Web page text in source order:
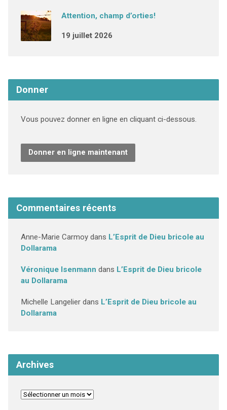
Attention, champ d’orties!
19 juillet 2026
Donner
Vous pouvez donner en ligne en cliquant ci-dessous.
Donner en ligne maintenant
Commentaires récents
Anne-Marie Carmoydans L’Esprit de Dieu bricole au
Dollarama
Véronique Isenmann dans L’Esprit de Dieu bricole
au Dollarama
Michelle Langelierdans L’Esprit de Dieu bricole au
Dollarama
Archives